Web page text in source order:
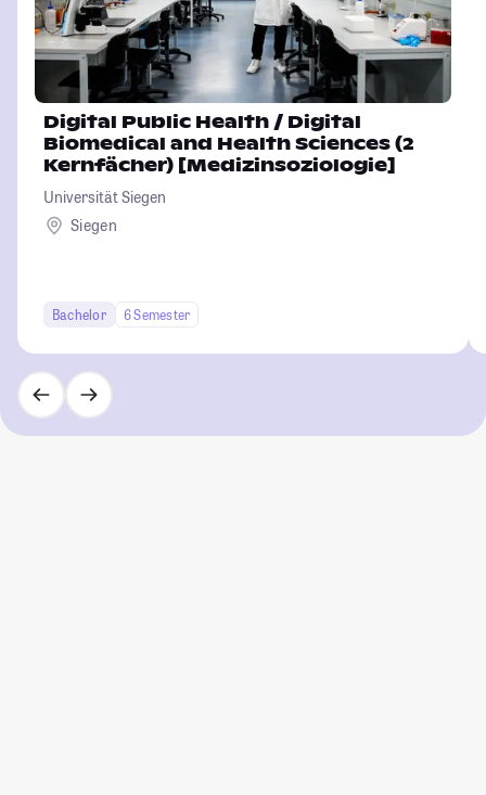
Digital Public Health / Digital
Biomedical and Health Sciences (2
Kernfächer) [Medizinsoziologie]
Universität Siegen
Siegen
Bachelor 6 Semester